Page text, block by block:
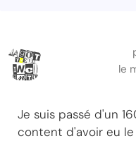
le
Je suis passé d'un
content d'avoir eu